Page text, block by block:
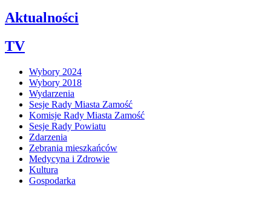
Aktualności
TV
Wybory 2024
Wybory 2018
Wydarzenia
Sesje Rady Miasta Zamość
Komisje Rady Miasta Zamość
Sesje Rady Powiatu
Zdarzenia
Zebrania mieszkańców
Medycyna i Zdrowie
Kultura
Gospodarka